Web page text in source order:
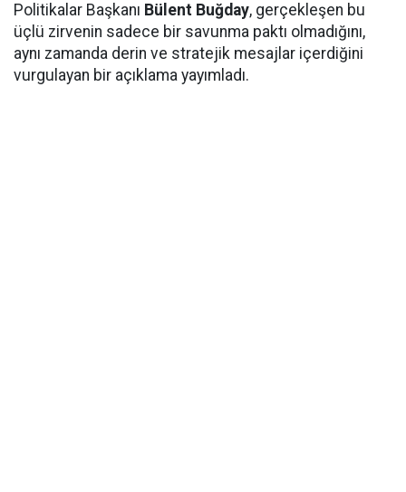
Politikalar Başkanı Bülent Buğday, gerçekleşen bu
üçlü zirvenin sadece bir savunma paktı olmadığını,
aynı zamanda derin ve stratejik mesajlar içerdiğini
vurgulayan bir açıklama yayımladı.